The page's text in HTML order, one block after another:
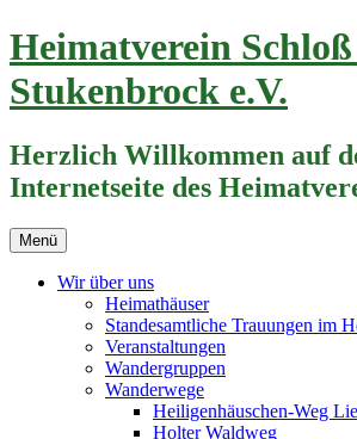
Zum
Inhalt
springen
Heimatverein
Stukenbrock e.V.
Herzlich Willkommen auf
Internetseite des
Menü
Wir über uns
Heimathäuser
Standesamtliche Trauungen im
Veranstaltungen
Wandergruppen
Wanderwege
Heiligenhäuschen-Weg
Holter Waldweg